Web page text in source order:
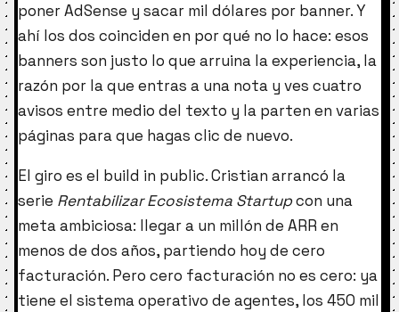
poner AdSense y sacar mil dólares por banner. Y
ahí los dos coinciden en por qué no lo hace: esos
banners son justo lo que arruina la experiencia, la
razón por la que entras a una nota y ves cuatro
avisos entre medio del texto y la parten en varias
páginas para que hagas clic de nuevo.
El giro es el build in public. Cristian arrancó la
serie Rentabilizar Ecosistema Startupcon una
meta ambiciosa: llegar a un millón de ARR en
menos de dos años, partiendo hoy de cero
facturación. Pero cero facturación no es cero: ya
tiene el sistema operativo de agentes, los 450 mil